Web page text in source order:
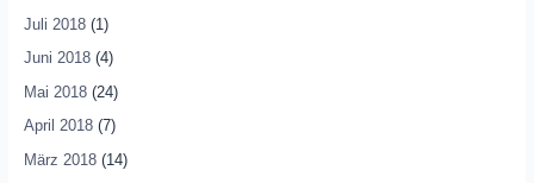
Juli 2018(1)
Juni 2018(4)
Mai 2018(24)
April 2018(7)
März 2018(14)